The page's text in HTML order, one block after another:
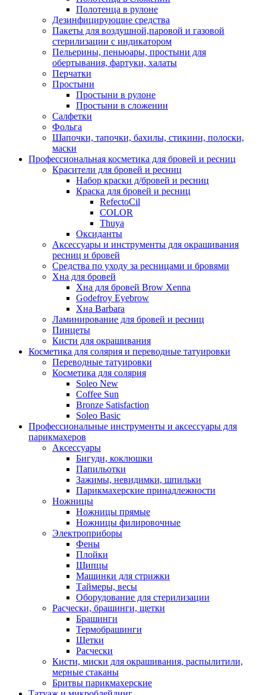
Полотенца в рулоне
Дезинфицирующие средства
Пакеты для воздушной,паровой и газовой
стерилизации с индикатором
Пельерины, пеньюары, простыни для
обертывания, фартуки, халаты
Перчатки
Простыни
Простыни в рулоне
Простыни в сложении
Салфетки
Фольга
Шапочки, тапочки, бахилы, стикини, полоски,
маски
Профессиональная косметика для бровей и ресниц
Красители для бровей и ресниц
Набор краски д/бровей и ресниц
Краска для бровей и ресниц
RefectoCil
COLOR
Thuya
Оксиданты
Аксессуары и инструменты для окрашивания
ресниц и бровей
Средства по уходу за ресницами и бровями
Хна для бровей
Хна для бровей Brow Xenna
Godefroy Eyebrow
Хна Barbara
Ламинирование для бровей и ресниц
Пинцеты
Кисти для окрашивания
Косметика для солярия и переводные татуировки
Переводные татуировки
Косметика для солярия
Soleo New
Coffee Sun
Bronze Satisfaction
Soleo Basic
Профессиональные инструменты и аксессуары для
парикмахеров
Аксессуары
Бигуди, коклюшки
Папильотки
Зажимы, невидимки, шпильки
Парикмахерские принадлежности
Ножницы
Ножницы прямые
Ножницы филировочные
Электроприборы
Фены
Плойки
Щипцы
Машинки для стрижки
Таймеры, весы
Оборудование для стерилизации
Расчески, брашинги, щетки
Брашинги
Термобрашинги
Щетки
Расчески
Кисти, миски для окрашивания, распылитили,
мерные стаканы
Бритвы парикмахерские